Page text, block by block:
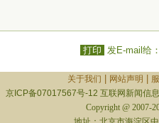
打印 发E-mail给
关于我们 网站声明
京ICP备07017567号-12 互联网新闻信
Copyright @ 2007-